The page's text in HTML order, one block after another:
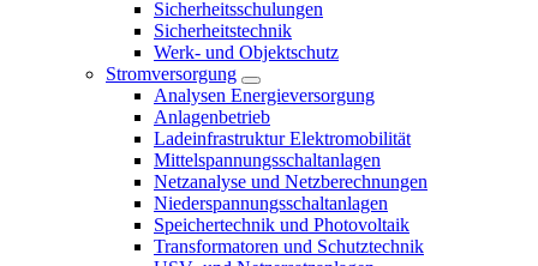
Sicherheitsschulungen
Sicherheitstechnik
Werk- und Objektschutz
Stromversorgung
Analysen Energieversorgung
Anlagenbetrieb
Ladeinfrastruktur Elektromobilität
Mittelspannungsschaltanlagen
Netzanalyse und Netzberechnungen
Niederspannungsschaltanlagen
Speichertechnik und Photovoltaik
Transformatoren und Schutztechnik